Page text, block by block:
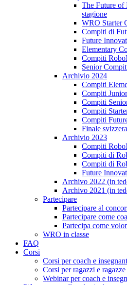
The Future of
stagione
WRO Starter
Compiti di
Future
Elementary
Compiti
Senior
Archivio 2024
Compiti
Compiti
Compiti
Compiti
Compiti
Finale
Archivio 2023
Compiti
Compiti di
Compiti di
Future
Archivo 2022 (in
Archivo 2021 (in
Partecipare
Partecipare al
Partecipare come
Partecipa come
WRO in classe
FAQ
Corsi
Corsi per coach e
Corsi per ragazzi e ragazze
Webinar per coach e